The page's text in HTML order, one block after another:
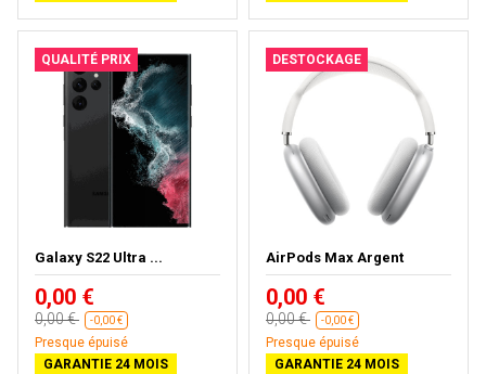
QUALITÉ PRIX
Galaxy S22 Ultra ...
0,00 €
0,00 € -0,00 €
Presque épuisé
GARANTIE 24 MOIS
DESTOCKAGE
AirPods Max Argent
0,00 €
0,00 € -0,00 €
Presque épuisé
GARANTIE 24 MOIS